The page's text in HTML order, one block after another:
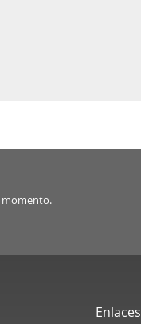
momento.
Enlaces